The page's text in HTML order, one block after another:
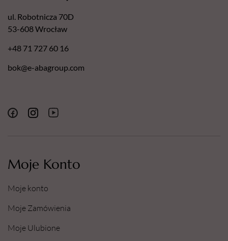
Moje Konto
Moje konto
Moje Zamówienia
Moje Ulubione
ul. Robotnicza 70D
53-608 Wrocław
+48 71 727 60 16
bok@e-abagroup.com